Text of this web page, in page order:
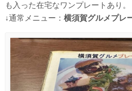
も入った在宅なワンプレートあり。
↓通常メニュー： 横須賀グルメプレ